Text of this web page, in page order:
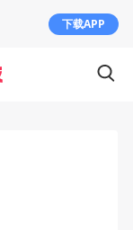
下载APP